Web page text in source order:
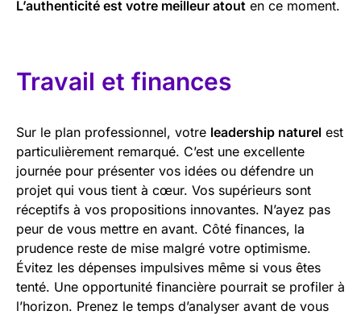
L’authenticité est votre meilleur atout en ce moment.
Travail et finances
Sur le plan professionnel, votre leadership naturel est
particulièrement remarqué. C’est une excellente
journée pour présenter vos idées ou défendre un
projet qui vous tient à cœur. Vos supérieurs sont
réceptifs à vos propositions innovantes. N’ayez pas
peur de vous mettre en avant. Côté finances, la
prudence reste de mise malgré votre optimisme.
Évitez les dépenses impulsives même si vous êtes
tenté. Une opportunité financière pourrait se profiler à
l’horizon. Prenez le temps d’analyser avant de vous